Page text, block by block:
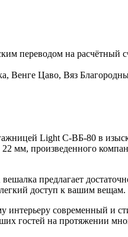
переводом на
Венге Цаво, Вяз
Light С-ВБ-80 в
мм, произведенного
предлагает
доступ к вашим вещам.
интерьеру современный и
гостей на протяжении